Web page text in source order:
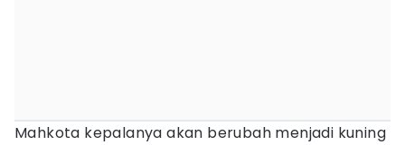
Mahkota kepalanya akan berubah menjadi kuning